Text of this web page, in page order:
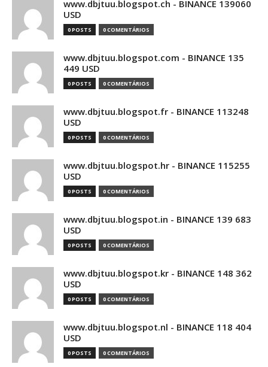
www.dbjtuu.blogspot.ch - BINANCE 139060
USD
0 POSTS 0 COMENTÁRIOS
www.dbjtuu.blogspot.com - BINANCE 135
449 USD
0 POSTS 0 COMENTÁRIOS
www.dbjtuu.blogspot.fr - BINANCE 113248
USD
0 POSTS 0 COMENTÁRIOS
www.dbjtuu.blogspot.hr - BINANCE 115255
USD
0 POSTS 0 COMENTÁRIOS
www.dbjtuu.blogspot.in - BINANCE 139 683
USD
0 POSTS 0 COMENTÁRIOS
www.dbjtuu.blogspot.kr - BINANCE 148 362
USD
0 POSTS 0 COMENTÁRIOS
www.dbjtuu.blogspot.nl - BINANCE 118 404
USD
0 POSTS 0 COMENTÁRIOS